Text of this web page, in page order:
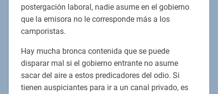
postergación laboral, nadie asume en el gobierno
que la emisora no le corresponde más a los
camporistas.
Hay mucha bronca contenida que se puede
disparar mal si el gobierno entrante no asume
sacar del aire a estos predicadores del odio. Si
tienen auspiciantes para ir a un canal privado, es